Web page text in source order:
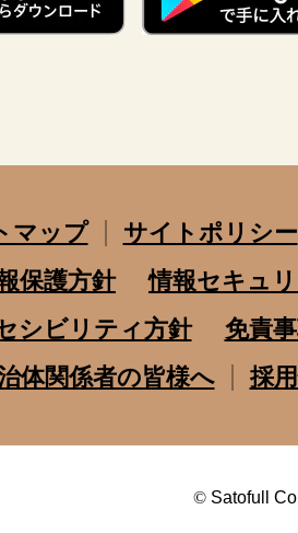
マップ
サイトポリシー
保護方針
情報セキュ
シビリティ方針
免責
体関係者の皆様へ
採
© Satofull